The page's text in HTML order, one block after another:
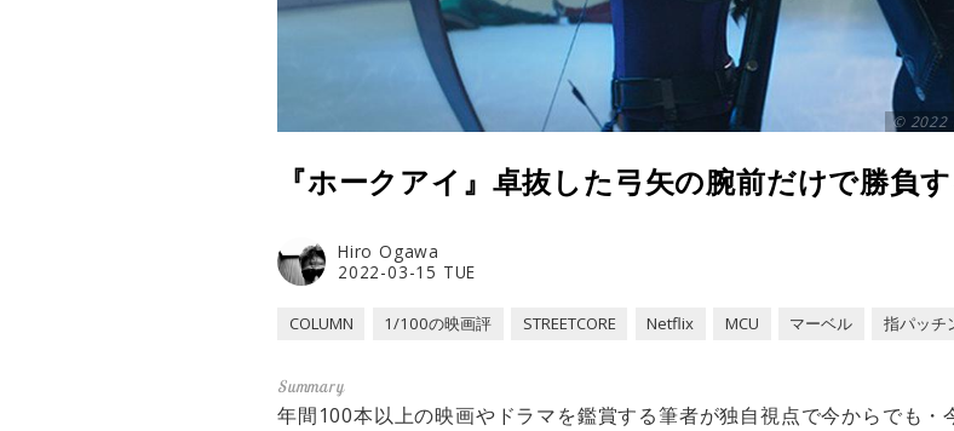
© 2022
『ホークアイ』卓抜した弓矢の腕前だけで勝負
2022-03-15 TUE
Hiro Ogawa
COLUMN 1/100の映画評 STREETCORE Netflix MCU マーベル 指パッチ
年間100本以上の映画やドラマを鑑賞する筆者が独自視点で今からでも